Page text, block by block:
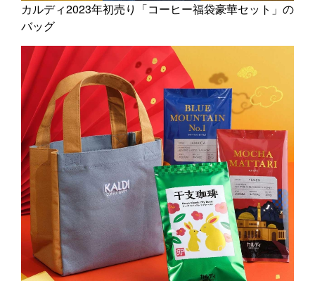
カルディ2023年初売り「コーヒー福袋豪華セット」の
バッグ